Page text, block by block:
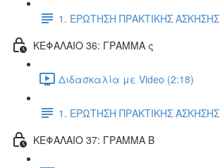
1. ΕΡΩΤΗΣΗ ΠΡΑΚΤΙΚΗΣ ΑΣΚΗΣΗΣ
ΚΕΦΑΛΑΙΟ 36: ΓΡΑΜΜΑ ς
Διδασκαλία με Video (2:18)
1. ΕΡΩΤΗΣΗ ΠΡΑΚΤΙΚΗΣ ΑΣΚΗΣΗΣ
ΚΕΦΑΛΑΙΟ 37: ΓΡΑΜΜΑ Β